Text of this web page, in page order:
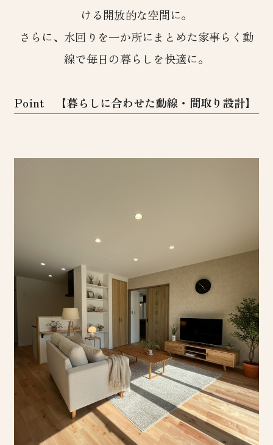
ける開放的な空間に。
さらに、水回りを一か所にまとめた家事らく動
線で毎日の暮らしを快適に。
Point 【暮らしに合わせた動線・間取り設計】